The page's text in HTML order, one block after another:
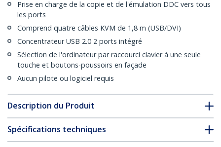
Prise en charge de la copie et de l'émulation DDC vers tous
les ports
Comprend quatre câbles KVM de 1,8 m (USB/DVI)
Concentrateur USB 2.0 2 ports intégré
Sélection de l'ordinateur par raccourci clavier à une seule
touche et boutons-poussoirs en façade
Aucun pilote ou logiciel requis
Description du Produit
Spécifications techniques